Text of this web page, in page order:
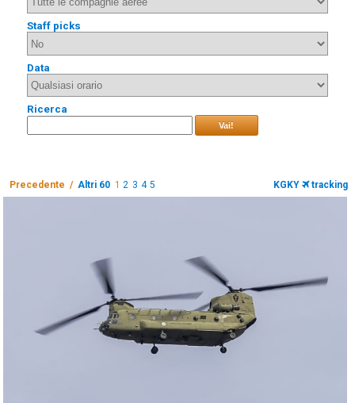
Staff picks
Data
Ricerca
Vai!
Precedente / Altri 60 1 2 3 4 5 KGKY tracking